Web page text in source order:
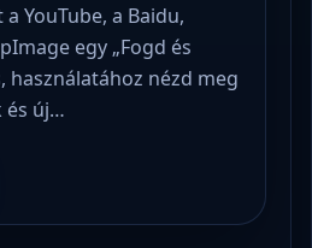
YouTube, a Baidu,
egy „Fogd és
használatához nézd meg
és új…